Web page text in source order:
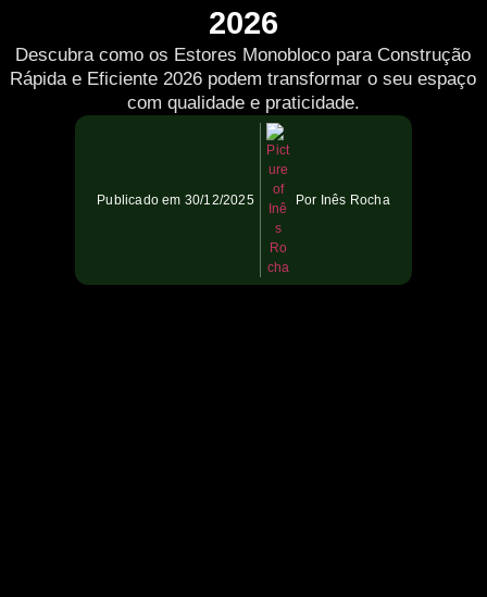
2026
Descubra como os Estores Monobloco para Construção
Rápida e Eficiente 2026 podem transformar o seu espaço
com qualidade e praticidade.
Publicado em 30/12/2025 Por Inês Rocha